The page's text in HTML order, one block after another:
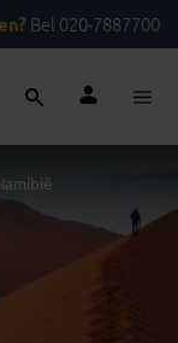
Bel 020-7887700